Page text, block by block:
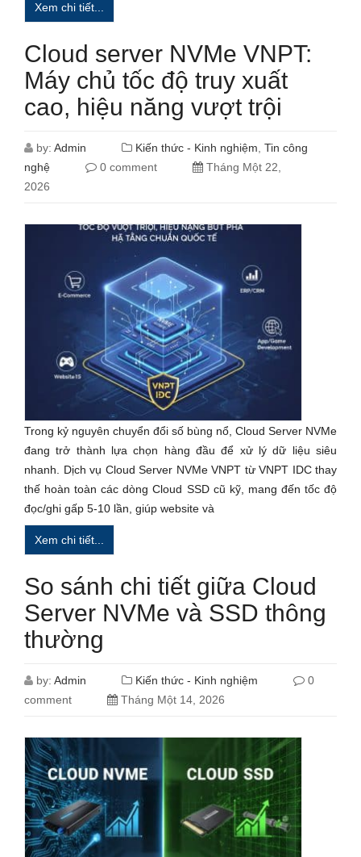
Xem chi tiết...
Cloud server NVMe VNPT:
Máy chủ tốc độ truy xuất
cao, hiệu năng vượt trội
by: Admin Kiến thức - Kinh nghiệm Tin công
nghệ
0 comment
Tháng Một 22,
2026
Trong kỷ nguyên chuyển đổi số bùng nổ, Cloud Server NVMe
đang trở thành lựa chọn hàng đầu để xử lý dữ liệu siêu
nhanh. Dịch vụ Cloud Server NVMe VNPT từ VNPT IDC thay
thế hoàn toàn các dòng Cloud SSD cũ kỹ, mang đến tốc độ
đọc/ghi gấp 5-10 lần, giúp website và
Xem chi tiết...
So sánh chi tiết giữa Cloud
Server NVMe và SSD thông
thường
by: Admin Kiến thức - Kinh nghiệm
0
comment
Tháng Một 14, 2026